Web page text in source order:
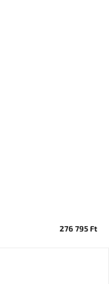
276 795 Ft